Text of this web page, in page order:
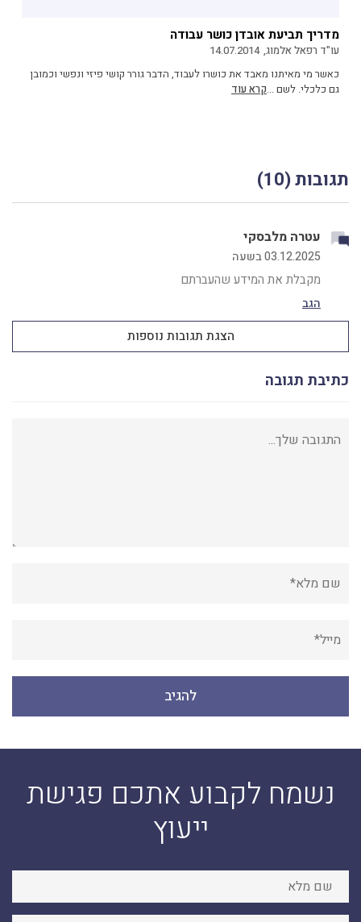
מדריך תביעת אובדן כושר עבודה
עו"ד רפאל אלמוג, 14.07.2014
כאשר מי מאיתנו מאבד את כושרו לעבוד, הדבר גורר קושי פיזי ונפשי וכמובן
גם כלכלי. לשם ...קרא עוד
תגובות (10)
ניווט
בתגובות
עטרה מלבסקי
03.12.2025 בשעה
מקבלת את המידע שהעברתם
הגב
הצגת תגובות נוספות
כתיבת תגובה
נשמח לקבוע אתכם פגישת
ייעוץ